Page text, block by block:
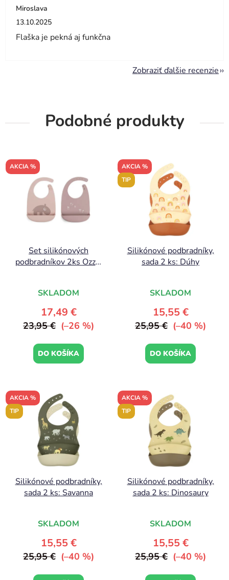
Miroslava
Hodnotenie obchodu je 5 z 5 hviezdičiek.
13.10.2025
Flaška je pekná aj funkčna
Zobraziť ďalšie recenzie
Podobné produkty
AKCIA %
Set silikónových
podbradníkov 2ks Ozzo,
SKLADOM
17,49 €
23,95 € (–26 %)
DO KOŠÍKA
AKCIA %
TIP
Silikónové podbradníky,
sada 2 ks: Dúhy
SKLADOM
15,55 €
25,95 € (–40 %)
DO KOŠÍKA
AKCIA %
TIP
Silikónové podbradníky,
sada 2 ks: Savanna
SKLADOM
15,55 €
25,95 € (–40 %)
AKCIA %
TIP
Silikónové podbradníky,
sada 2 ks: Dinosaury
SKLADOM
15,55 €
25,95 € (–40 %)